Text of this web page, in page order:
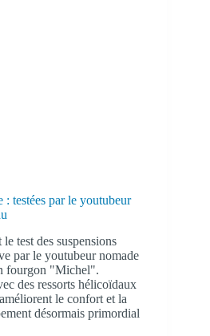
testées par le youtubeur
test des suspensions
par le youtubeur nomade
fourgon "Michel".
des ressorts hélicoïdaux
le confort et la
désormais primordial